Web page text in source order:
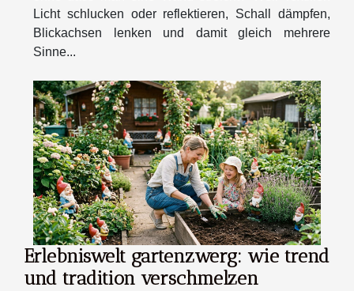
Licht schlucken oder reflektieren, Schall dämpfen,
Blickachsen lenken und damit gleich mehrere
Sinne...
Erlebniswelt gartenzwerg: wie trend
und tradition verschmelzen